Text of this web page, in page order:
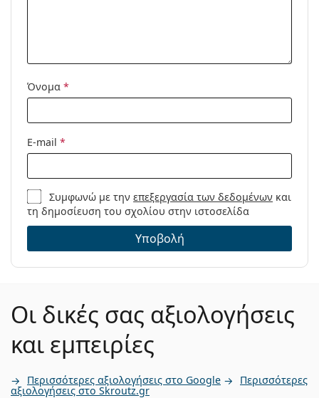
Όνομα *
E-mail *
Συμφωνώ με τηνεπεξεργασία των δεδομένων και
τη δημοσίευση του σχολίου στην ιστοσελίδα
Υποβολή
Οι δικές σας αξιολογήσεις
και εμπειρίες
Περισσότερες αξιολογήσεις στο Google Περισσότερες
αξιολογήσεις στο Skroutz.gr